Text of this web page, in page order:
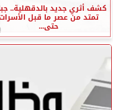
كشف أثري جديد بالدقهلية..
تمتد من عصر ما قبل
حتى...